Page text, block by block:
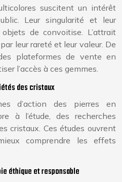
suscitent un intérêt
Leur singularité et leur
de convoitise. L’attrait
leur rareté et leur valeur. De
plateformes de vente en
l’accès à ces gemmes.
des cristaux
d’action des pierres en
à l’étude, des recherches
cristaux. Ces études ouvrent
comprendre les effets
éthique et responsable